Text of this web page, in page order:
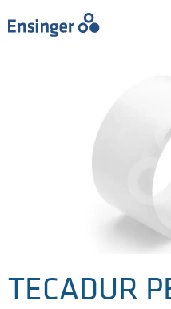
您的询价
主
页
TECADUR